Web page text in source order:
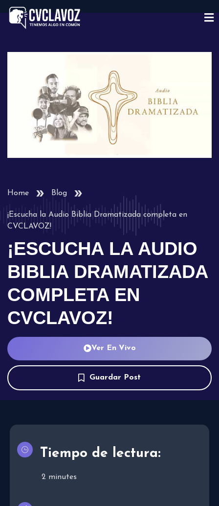
Home Blog
¡Escucha la Audio Biblia Dramatizada completa en
CVCLAVOZ!
¡ESCUCHA LA AUDIO
BIBLIA DRAMATIZADA
COMPLETA EN
CVCLAVOZ!
Ver En Vivo
Guardar Post
Tiempo de lectura:
2 minutes